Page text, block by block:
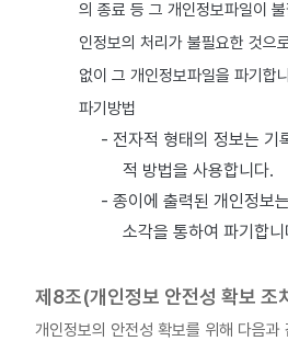
의 종료 등 그 개인정보파일이
인정보의 처리가 불필요한 것으
없이 그 개인정보파일을 파기합
파기방법
- 전자적 형태의 정보는 기
적 방법을 사용합니다.
- 종이에 출력된 개인정보
소각을 통하여 파기합니
제8조(개인정보 안전성 확보 조
개인정보의 안전성 확보를 위해 다음과